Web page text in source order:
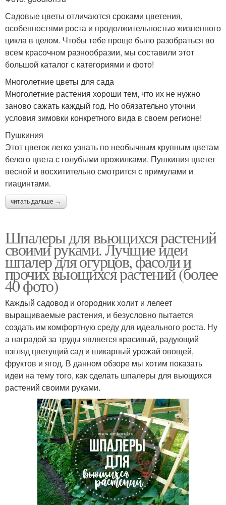
Садовые цветы отличаются сроками цветения,
особенностями роста и продолжительностью жизненного
цикла в целом. Чтобы тебе проще было разобраться во
всем красочном разнообразии, мы составили этот
большой каталог с категориями и фото!
Многолетние цветы для сада
Многолетние растения хороши тем, что их не нужно
заново сажать каждый год. Но обязательно уточни
условия зимовки конкретного вида в своем регионе!
Пушкиния
Этот цветок легко узнать по необычным крупным цветам
белого цвета с голубыми прожилками. Пушкиния цветет
весной и восхитительно смотрится с примулами и
гиацинтами.
читать дальше →
Шпалеры для вьющихся растений
своими руками. Лучшие идеи
шпалер для огурцов, фасоли и
прочих вьющихся растений (более
40 фото)
Каждый садовод и огородник холит и лелеет
выращиваемые растения, и безусловно пытается
создать им комфортную среду для идеального роста. Ну
а наградой за труды является красивый, радующий
взгляд цветущий сад и шикарный урожай овощей,
фруктов и ягод. В данном обзоре мы хотим показать
идеи на тему того, как сделать шпалеры для вьющихся
растений своими руками.